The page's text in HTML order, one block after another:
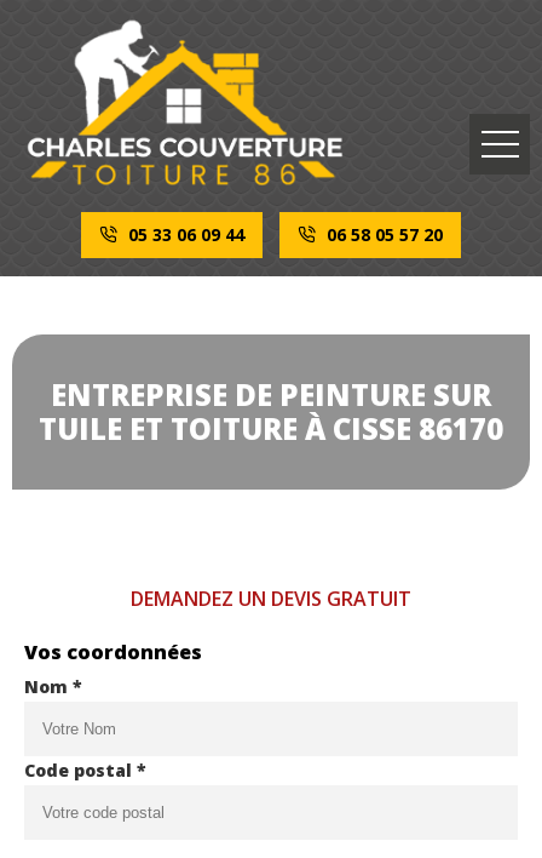
05 33 06 09 44 06 58 05 57 20
ENTREPRISE DE PEINTURE SUR
TUILE ET TOITURE À CISSE 86170
DEMANDEZ UN DEVIS GRATUIT
Vos coordonnées
Nom *
Code postal *